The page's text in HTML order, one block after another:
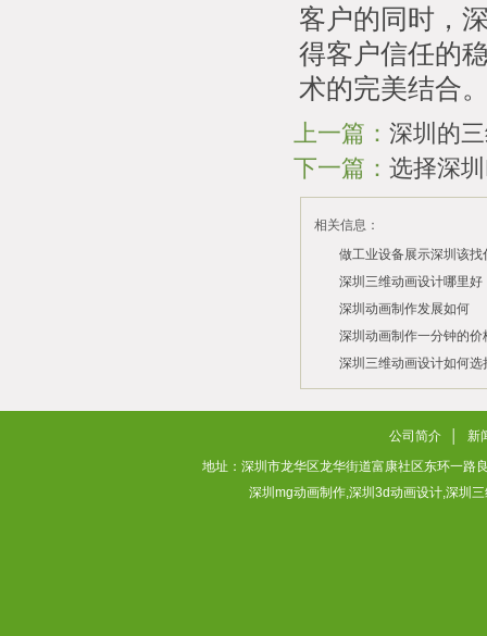
客户的同时，
得客户信任的
术的完美结合
上一篇： 深圳的
下一篇： 选择深
相关信息：
做工业设备展示深圳该
司？
2026/07/21
深圳三维动画设计哪里好
2026/03/10
深圳动画制作发展如何
2026/03/03
深圳动画制作一分钟的价
2026/02/28
深圳三维动画设计如何选
2026/02/02
公司简介
新
地址：深圳市龙华区龙华街道富康社区东环一
深圳mg动画制作,深圳3d动画设计,深圳